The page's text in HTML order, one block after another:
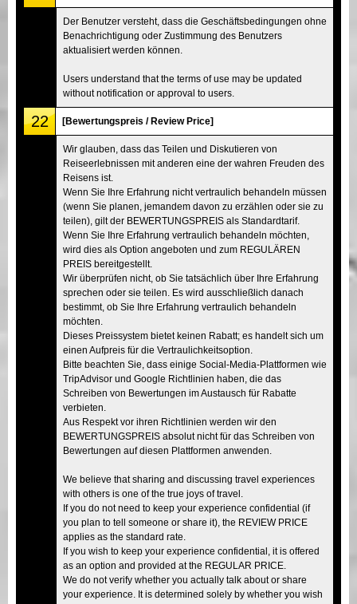
Der Benutzer versteht, dass die Geschäftsbedingungen ohne
Benachrichtigung oder Zustimmung des Benutzers
aktualisiert werden können.
Users understand that the terms of use may be updated
without notification or approval to users.
22 [Bewertungspreis / Review Price]
Wir glauben, dass das Teilen und Diskutieren von
Reiseerlebnissen mit anderen eine der wahren Freuden des
Reisens ist.
Wenn Sie Ihre Erfahrung nicht vertraulich behandeln müssen
(wenn Sie planen, jemandem davon zu erzählen oder sie zu
teilen), gilt der BEWERTUNGSPREIS als Standardtarif.
Wenn Sie Ihre Erfahrung vertraulich behandeln möchten,
wird dies als Option angeboten und zum REGULÄREN
PREIS bereitgestellt.
Wir überprüfen nicht, ob Sie tatsächlich über Ihre Erfahrung
sprechen oder sie teilen. Es wird ausschließlich danach
bestimmt, ob Sie Ihre Erfahrung vertraulich behandeln
möchten.
Dieses Preissystem bietet keinen Rabatt; es handelt sich um
einen Aufpreis für die Vertraulichkeitsoption.
Bitte beachten Sie, dass einige Social-Media-Plattformen wie
TripAdvisor und Google Richtlinien haben, die das
Schreiben von Bewertungen im Austausch für Rabatte
verbieten.
Aus Respekt vor ihren Richtlinien werden wir den
BEWERTUNGSPREIS absolut nicht für das Schreiben von
Bewertungen auf diesen Plattformen anwenden.
We believe that sharing and discussing travel experiences
with others is one of the true joys of travel.
If you do not need to keep your experience confidential (if
you plan to tell someone or share it), the REVIEW PRICE
applies as the standard rate.
If you wish to keep your experience confidential, it is offered
as an option and provided at the REGULAR PRICE.
We do not verify whether you actually talk about or share
your experience. It is determined solely by whether you wish